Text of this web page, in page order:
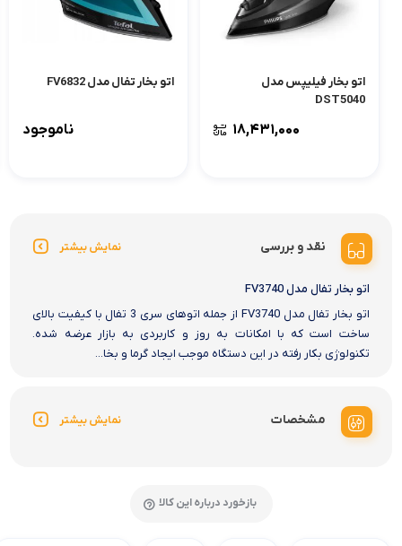
اتو بخار فیلیپس مدل
DST5040
۱۸,۴۳۱,۰۰۰
اتو بخار تفال مدل FV6832
ناموجود
نقد و بررسی نمایش بیشتر
اتو بخار تفال مدل FV3740
اتو بخار تفال مدل FV3740 از جمله اتوهای سری 3 تفال با کیفیت بالای
ساخت است که با امکانات به‌ روز و کاربردی به بازار عرضه شده.
تکنولوژی بکار رفته در این دستگاه موجب ایجاد گرما و بخا...
مشخصات نمایش بیشتر
بازخورد درباره این کالا